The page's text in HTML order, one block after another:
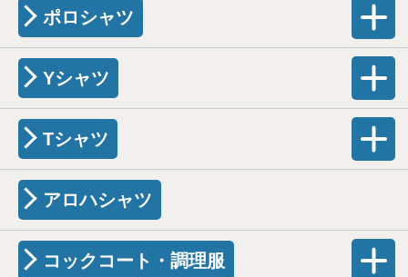
ポロシャツ
Yシャツ
Tシャツ
アロハシャツ
コックコート・調理服